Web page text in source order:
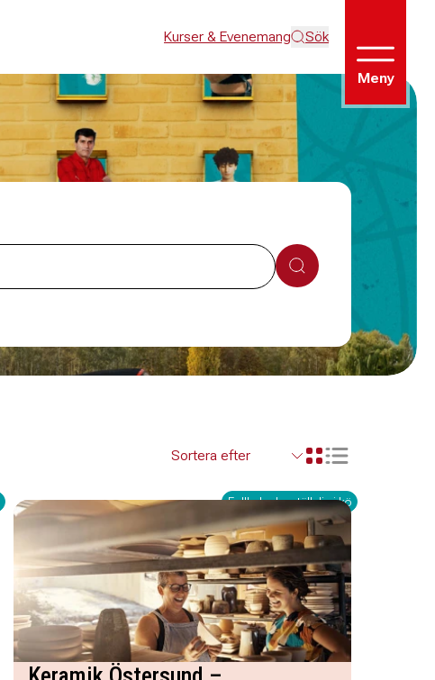
Kurser & Evenemang Sök
Meny
Sök
Visa resultaten i ett
Visa resultaten
Fullbokad – ställ dig i kö